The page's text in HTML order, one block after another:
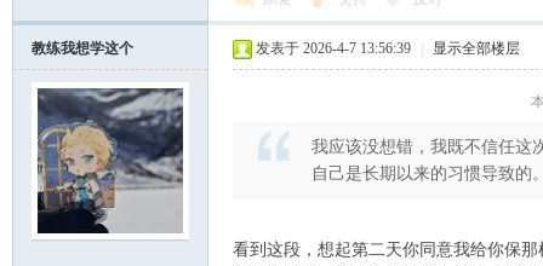
教练我想学这个 发表于 2026-4-7 13:56:39 显示全部楼层
我应该没想错，我既不信任这
自己是长期以来的习惯导致的
看到这段，想起第二天你同意我给你保